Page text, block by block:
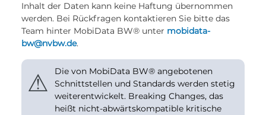
Inhalt der Daten kann keine Haftung übernommen
werden. Bei Rückfragen kontaktieren Sie bitte das
Team hinter MobiData BW® unter mobidata-
bw@nvbw.de.
⚠
Die von MobiData BW® angebotenen
Schnittstellen und Standards werden stetig
weiterentwickelt. Breaking Changes, das
heißt nicht-abwärtskompatible kritische